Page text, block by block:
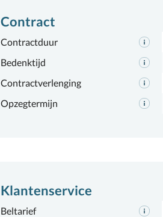
Contract
Contractduur
Bedenktijd
Contractverlenging
Opzegtermijn
Klantenservice
Beltarief